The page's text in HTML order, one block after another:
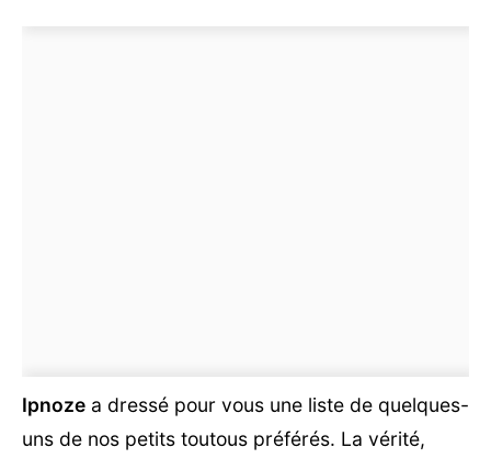
Ipnoze a dressé pour vous une liste de quelques-
uns de nos petits toutous préférés. La vérité,